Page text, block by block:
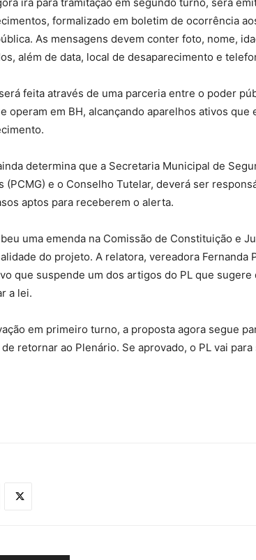
formalizado em boletim de ocorrência
As mensagens devem conter foto, nome,
além de data, local de desaparecimento e
feita através de uma parceria entre o poder
operam em BH, alcançando aparelhos ativos
determina que a Secretaria Municipal de
(PCMG) e o Conselho Tutelar, deverá ser
aptos para receberem o alerta.
uma emenda na Comissão de Constituição e
do projeto. A relatora, vereadora Fernanda
que suspende um dos artigos do PL que sugere
a lei.
em primeiro turno, a proposta agora segue
retornar ao Plenário. Se aprovado, o PL vai